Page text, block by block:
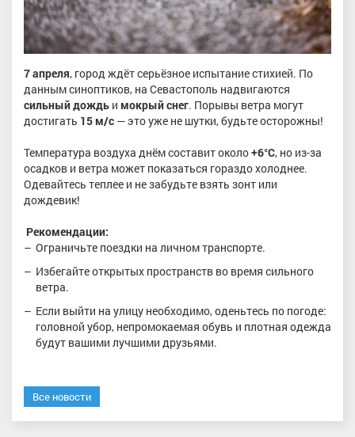
7 апреля, город ждёт серьёзное испытание стихией. По
данным синоптиков, на Севастополь надвигаются
сильныйдождь и мокрый снег. Порывы ветра могут
достигать 15 м/с — это уже не шутки, будьте осторожны!
Температура воздуха днём составит около+6°C, но из-за
осадков и ветра может показаться гораздо холоднее.
Одевайтесь теплее и не забудьте взять зонт или
дождевик!
️ Рекомендации:
Ограничьте поездки на личном транспорте.
Избегайте открытых пространств во время сильного
ветра.
Если выйти на улицу необходимо, оденьтесь по погоде:
головной убор, непромокаемая обувь и плотная одежда
будут вашими лучшими друзьями.
Все новости